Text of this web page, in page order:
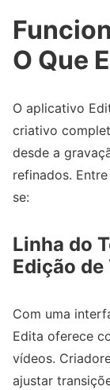
O Que
O aplicativo
criativo
desde a
refinados.
se:
Linha do
Edição de
Com uma
Edita oferece
vídeos.
ajustar